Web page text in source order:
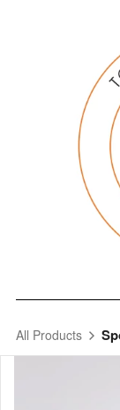
All Products